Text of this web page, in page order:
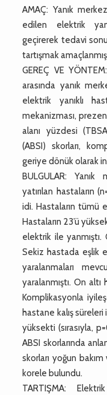
AMAÇ: Yanık
edilen elektrik
geçirerek tedavi
tartışmak
GEREÇ VE
arasında yanık
elektrik yanıklı
mekanizması,
alanı yüzdesi
(ABSI) skorları,
geriye dönük olarak
BULGULAR:
yatırılan hastaların
idi. Hastaların tümü
Hastaların 23’ü
elektrik ile
Sekiz hastada eşlik
yaralanmaları
yaralanmıştı. On
Komplikasyonla
hastane kalış
yüksekti (sırasıyla,
ABSI skorlarında
skorları yoğun
korele bulundu.
TARTIŞMA: